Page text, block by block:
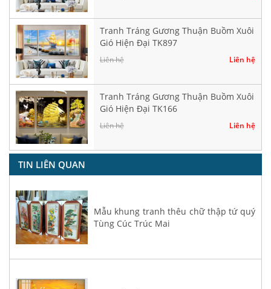
Tranh Tráng Gương Thuận Buồm Xuôi
Gió Hiện Đại TK897
Liên hệ Liên hệ
Tranh Tráng Gương Thuận Buồm Xuôi
Gió Hiện Đại TK166
Liên hệ Liên hệ
TIN LIÊN QUAN
Mẫu khung tranh thêu chữ thập tứ quý
Tùng Cúc Trúc Mai